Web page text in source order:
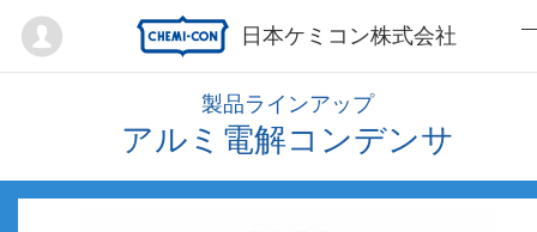
日本ケミコン株式会社
Mypage
製品ラインアップ
アルミ電解コンデンサ